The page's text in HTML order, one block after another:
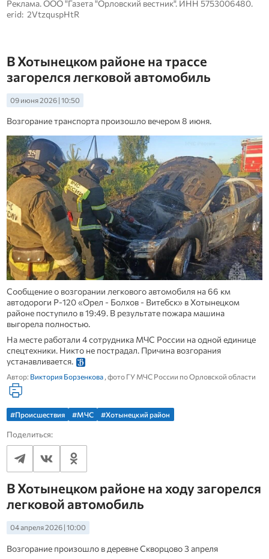
Реклама. ООО "Газета "Орловский вестник". ИНН 5753006480.
erid: 2VtzquspHtR
В Хотынецком районе на трассе
загорелся легковой автомобиль
09 июня 2026 | 10:50
Возгорание транспорта произошло вечером 8 июня.
Сообщение о возгорании легкового автомобиля на 66 км
автодороги Р-120 «Орел - Болхов - Витебск» в Хотынецком
районе поступило в 19:49. В результате пожара машина
выгорела полностью.
На месте работали 4 сотрудника МЧС России на одной единице
спецтехники. Никто не пострадал. Причина возгорания
устанавливается.
Автор: Виктория Борзенкова, фото ГУ МЧС России по Орловской области
#Происшествия #МЧС #Хотынецкий район
Поделиться:
В Хотынецком районе на ходу загорелся
легковой автомобиль
04 апреля 2026 | 10:00
Возгорание произошло в деревне Скворцово 3 апреля